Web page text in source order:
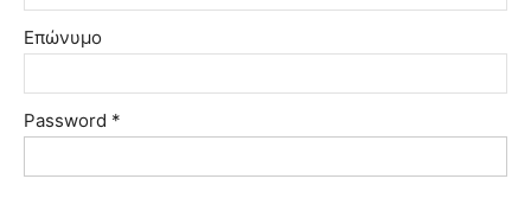
Επώνυμο
Password *